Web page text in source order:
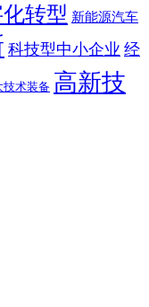
转型 新能源汽车
科技型中小企业 经
技术装备 高新技